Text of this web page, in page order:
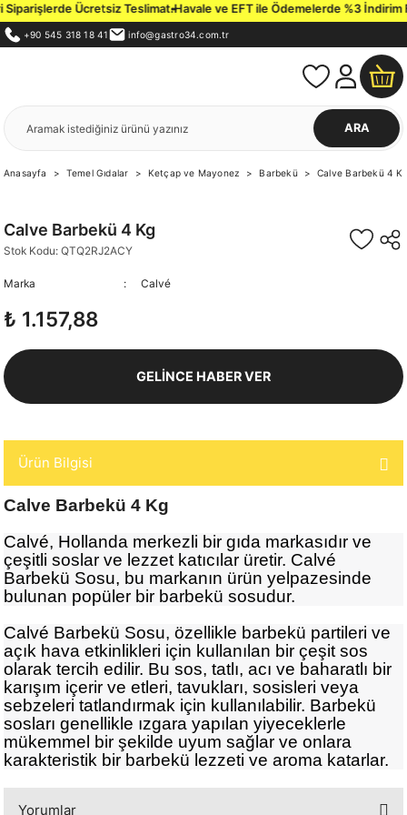
Ücretsiz Teslimat.Havale ve EFT ile Ödemelerde %3 İndirim
+90 545 318 18 41 info@gastro34.com.tr
ARA
Anasayfa Temel Gıdalar Ketçap ve Mayonez Barbekü Calve Barbekü 4
Calve Barbekü 4 Kg
Stok Kodu: QTQ2RJ2ACY
Marka Calvé
₺ 1.157,88
GELİNCE HABER VER
Ürün Bilgisi
Calve Barbekü 4 Kg
Calvé, Hollanda merkezli bir gıda markasıdır ve
çeşitli soslar ve lezzet katıcılar üretir. Calvé
Barbekü Sosu, bu markanın ürün yelpazesinde
bulunan popüler bir barbekü sosudur.
Calvé Barbekü Sosu, özellikle barbekü partileri ve
açık hava etkinlikleri için kullanılan bir çeşit sos
olarak tercih edilir. Bu sos, tatlı, acı ve baharatlı bir
karışım içerir ve etleri, tavukları, sosisleri veya
sebzeleri tatlandırmak için kullanılabilir. Barbekü
sosları genellikle ızgara yapılan yiyeceklerle
mükemmel bir şekilde uyum sağlar ve onlara
karakteristik bir barbekü lezzeti ve aroma katarlar.
Yorumlar